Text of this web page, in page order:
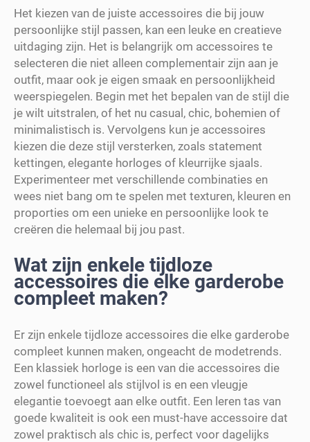
Het kiezen van de juiste accessoires die bij jouw
persoonlijke stijl passen, kan een leuke en creatieve
uitdaging zijn. Het is belangrijk om accessoires te
selecteren die niet alleen complementair zijn aan je
outfit, maar ook je eigen smaak en persoonlijkheid
weerspiegelen. Begin met het bepalen van de stijl die
je wilt uitstralen, of het nu casual, chic, bohemien of
minimalistisch is. Vervolgens kun je accessoires
kiezen die deze stijl versterken, zoals statement
kettingen, elegante horloges of kleurrijke sjaals.
Experimenteer met verschillende combinaties en
wees niet bang om te spelen met texturen, kleuren en
proporties om een unieke en persoonlijke look te
creëren die helemaal bij jou past.
Wat zijn enkele tijdloze
accessoires die elke garderobe
compleet maken?
Er zijn enkele tijdloze accessoires die elke garderobe
compleet kunnen maken, ongeacht de modetrends.
Een klassiek horloge is een van die accessoires die
zowel functioneel als stijlvol is en een vleugje
elegantie toevoegt aan elke outfit. Een leren tas van
goede kwaliteit is ook een must-have accessoire dat
zowel praktisch als chic is, perfect voor dagelijks